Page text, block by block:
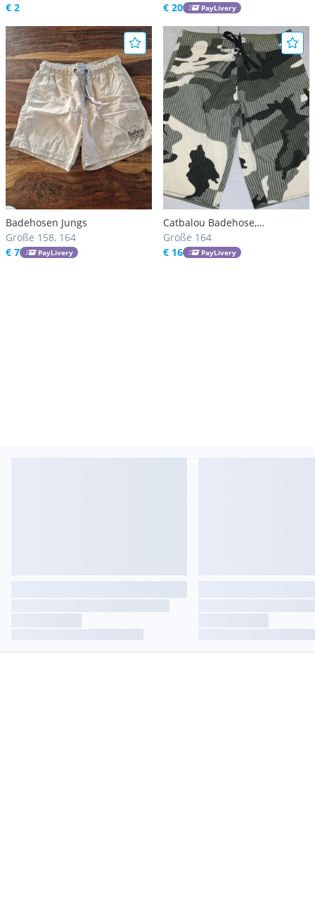
€ 2
€ 20
PayLivery
Badehosen Jungs
Größe 158, 164
€ 7
PayLivery
Catbalou Badehose,
Badeshorts, Boarderhose Gr.
164 neuwertig!
Größe 164
€ 16
PayLivery